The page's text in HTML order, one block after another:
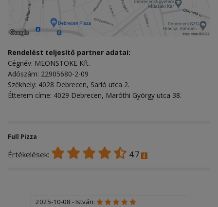
Rendelést teljesítő partner adatai:
Cégnév: MEONSTOKE Kft.
Adószám: 22905680-2-09
Székhely: 4028 Debrecen, Sarló utca 2.
Étterem címe: 4029 Debrecen, Maróthi György utca 38.
Full Pizza
Értékelések: 4.7
2025-10-08 - István: